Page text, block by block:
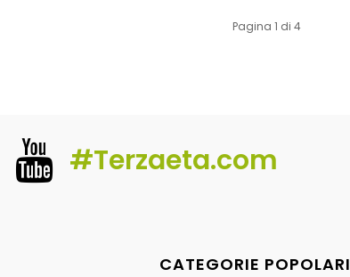
Pagina 1 di 4
#Terzaeta.com
CATEGORIE POPOLARI